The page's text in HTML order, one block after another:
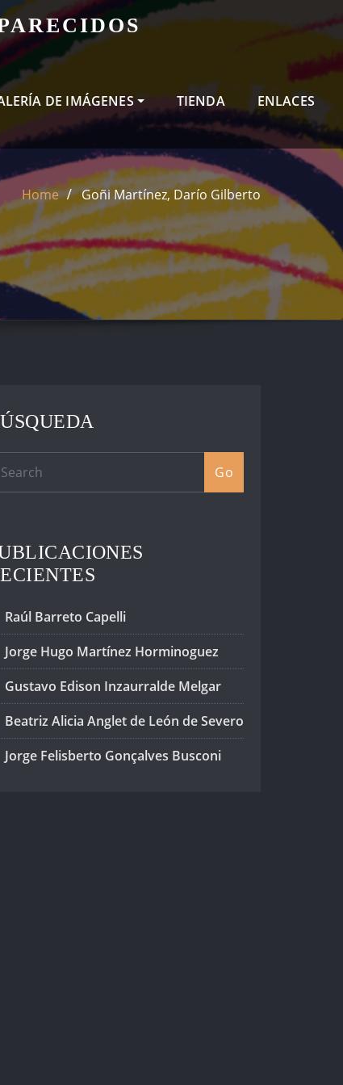
DE IMÁGENES TIENDA ENLACES
Home Goñi Martínez, Darío Gilberto
Go
Raúl Barreto Capelli
Jorge Hugo Martínez Horminoguez
Gustavo Edison Inzaurralde Melgar
Beatriz Alicia Anglet de León de Severo
Jorge Felisberto Gonçalves Busconi